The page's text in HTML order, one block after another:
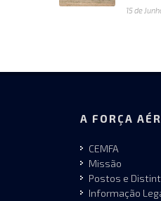
15 de
A FORÇA
CEMFA
Missão
Postos e
Informação